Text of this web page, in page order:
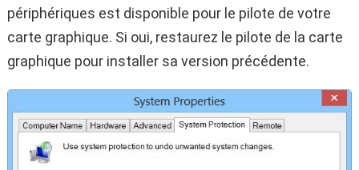
périphériques est disponible pour le pilote de votre
carte graphique. Si oui, restaurez le pilote de la carte
graphique pour installer sa version précédente.